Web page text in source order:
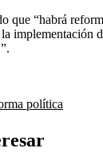
que “habrá
implementación
política